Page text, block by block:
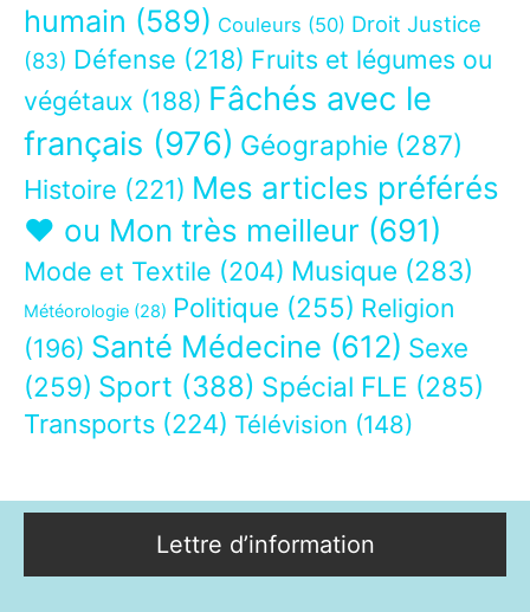
humain (589) Couleurs (50) Droit Justice
(83) Défense (218) Fruits et légumes ou
végétaux (188) Fâchés avec le
français (976) Géographie (287)
Histoire (221) Mes articles préférés
❤ ou Mon très meilleur (691)
Mode et Textile (204) Musique (283)
Météorologie (28) Politique (255) Religion
(196) Santé Médecine (612) Sexe
(259) Sport (388) Spécial FLE (285)
Transports (224) Télévision (148)
Lettre d’information